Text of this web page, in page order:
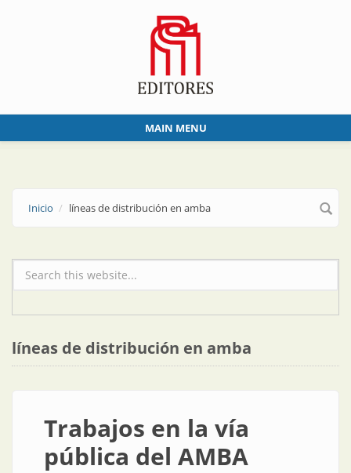
MAIN MENU
Inicio líneas de distribución en amba
Formulario de búsqueda
líneas de distribución en amba
Trabajos en la vía
pública del AMBA